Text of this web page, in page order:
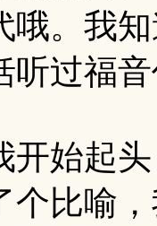
哦。我
听过福
开始起
个比喻